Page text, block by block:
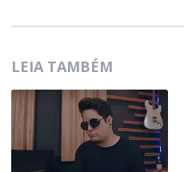
LEIA TAMBÉM